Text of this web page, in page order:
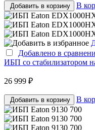
Добавить в корзину В
Добавлено в
ИБП со стабилизатором
26 999 ₽
Добавить в корзину В